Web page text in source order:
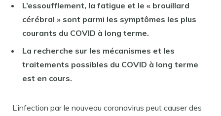
L’essoufflement, la fatigue et le « brouillard
cérébral » sont parmi les symptômes les plus
courants du COVID à long terme.
La recherche sur les mécanismes et les
traitements possibles du COVID à long terme
est en cours.
L’infection par le nouveau coronavirus peut causer des